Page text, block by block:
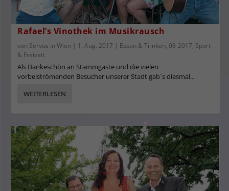
Rafael’s Vinothek im Musikrausch
von Servus in Wien | 1. Aug. 2017 | Essen & Trinken, 08-2017, Sport
& Freizeit
Als Dankeschön an Stammgäste und die vielen
vorbeiströmenden Besucher unserer Stadt gab´s diesmal...
WEITERLESEN